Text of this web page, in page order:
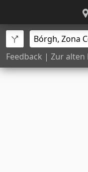
Feedback | Zur alten